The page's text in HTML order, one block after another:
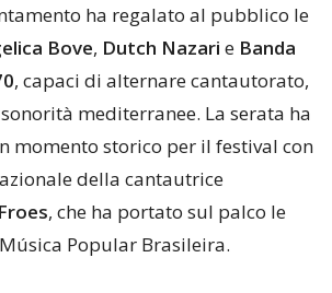
ha regalato al pubblico le
Bove, Dutch Nazari e Banda
, capaci di alternare cantautorato,
mediterranee. La serata ha
momento storico per il festival con
della cantautrice
, che ha portato sul palco le
Popular Brasileira.